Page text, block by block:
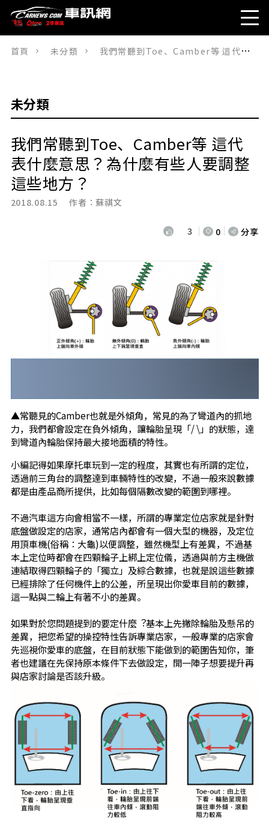
首頁 未分類 我們常聽到Toe、Camber等 這代表什麼意思？為什麼有些人要調整這些地方？
未分類
我們常聽到Toe、Camber等 這代
表什麼意思？為什麼有些人要調整
這些地方？
2018.08.15 作者：蘇祺文
3 0 分享
▲常聽見的Camber也就是外傾角，常見的為了彎道內的抓地
力，我們都會設定在負外傾角，讓輪胎呈現「/ \」的狀態，達
到彎道內輪胎保持最大接地面積的特性。
小編記得如果摩托車玩到一定的程度，其實也有所謂的定位，
透過前三角台的調整達到車輛特性的改變，不過一般來說數據
都是由產品商所提供，比如每個隔數改變的範圍到哪裡。
不過汽車這方向會相當不一樣，所謂的專業定位店家就是針對
底盤做設定的店家，通常店內都會有一個大型的機器，及定位
用頂車機(俗稱：大龜)以便調整，雖然機型上有差異，不過基
本上定位時都會在四顆輪子上綁上定位儀，透過與前方主機做
連結取得四顆輪子的「獨立」及綜合數據，也就是說這些數據
已經排除了任何機件上的公差，所呈現出你愛車目前的數據，
這一點與二輪上有著不小的差異。
如果對於您問題提到的要定什麼︖基本上先撇除輪胎及懸吊的
差異，把您希望的操控特性告訴專業店家，一般專業的店家會
先巡視你愛車的底盤，在目前狀態下能做到的範圍告知你，筆
者也建議在先保持原本條件下去做設定，開一陣子想要提升再
與店家討論是否該升級。